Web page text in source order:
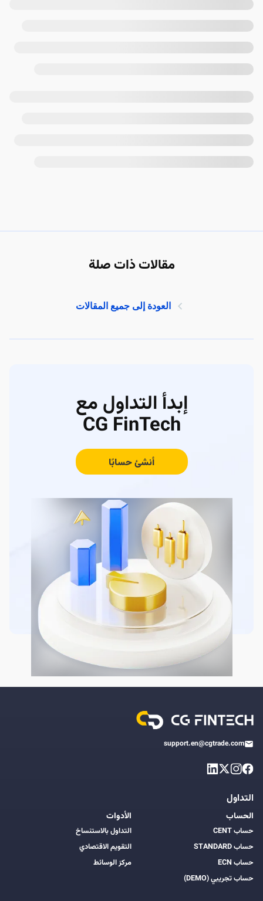
مقالات ذات صلة
العودة إلى جميع المقالات
إبدأ التداول مع
CG FinTech
أنشئ حسابًا
support.en@cgtrade.com
التداول
الحساب
حساب CENT
حساب STANDARD
حساب ECN
حساب تجريبي (DEMO)
الأدوات
التداول بالاستنساخ
التقويم الاقتصادي
مركز الوسائط